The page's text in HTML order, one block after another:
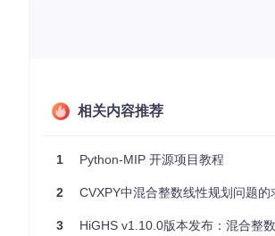
：通过优化库存、运输和
：在有限资源下，优化生产
项目特点
全面功能支持 ：包括割平面生成、惰
多求解器支持：深度集成CBC和
相关内容推荐
1 Python-MIP 开源项目教程
2 CVXPY中混合整数线性规划问题
3 HiGHS v1.10.0版本发布：混合整